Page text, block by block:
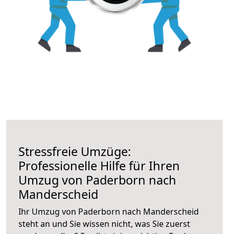
Stressfreie Umzüge:
Professionelle Hilfe für Ihren
Umzug von Paderborn nach
Manderscheid
Ihr Umzug von Paderborn nach Manderscheid
steht an und Sie wissen nicht, was Sie zuerst